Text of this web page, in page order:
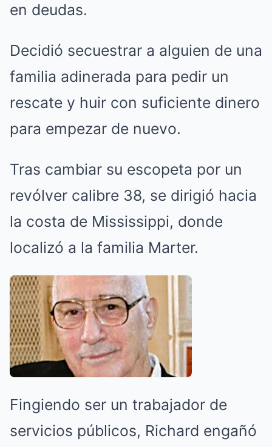
en deudas.
Decidió secuestrar a alguien de una
familia adinerada para pedir un
rescate y huir con suficiente dinero
para empezar de nuevo.
Tras cambiar su escopeta por un
revólver calibre 38, se dirigió hacia
la costa de Mississippi, donde
localizó a la familia Marter.
Fingiendo ser un trabajador de
servicios públicos, Richard engañó